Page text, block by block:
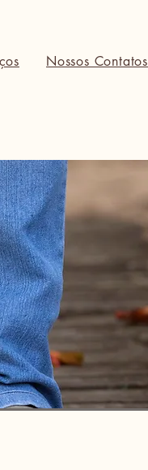
Nossos Contatos